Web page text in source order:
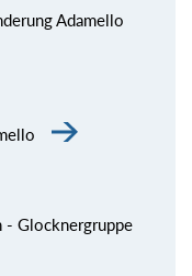
Adamello
- Glocknergruppe